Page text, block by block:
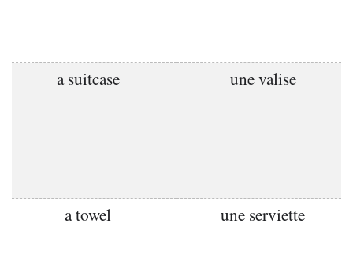
a suitcase une valise
a towel une serviette